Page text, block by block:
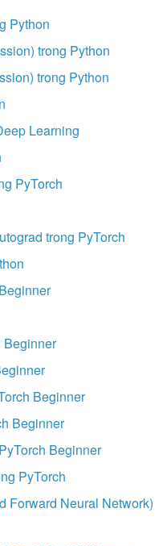
Python
trong Python
trong Python
Learning
PyTorch
trong PyTorch
Beginner
Beginner
Beginner
Beginner
PyTorch
Forward Neural Network)